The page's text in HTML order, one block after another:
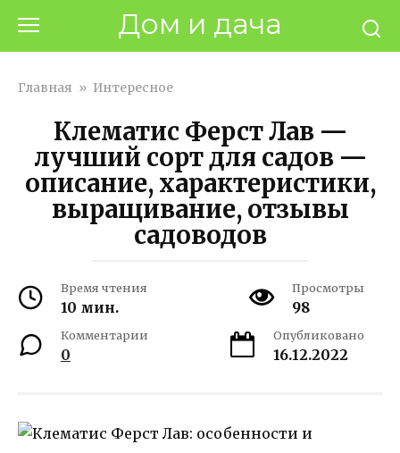
контенту
Дом и дача
Главная » Интересное
Клематис Ферст Лав —
лучший сорт для садов —
описание, характеристики,
выращивание, отзывы
садоводов
Время чтения
10 мин.
Просмотры
98
Комментарии
0
Опубликовано
16.12.2022